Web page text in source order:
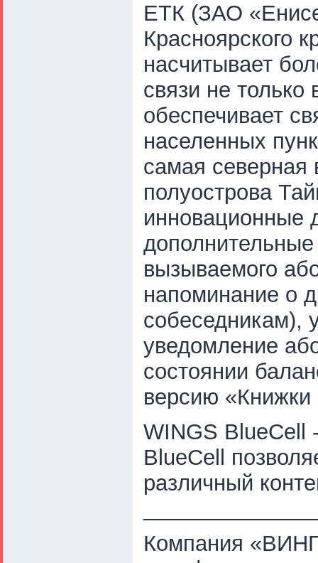
ЕТК (ЗАО
Красноярского
насчитывает
связи не только
обеспечивает
населенных
самая северная
полуострова
инновационные
дополнительные
вызываемого
напоминание о
собеседникам),
уведомление
состоянии
версию
WINGS BlueCell
BlueCell
различный
Компания